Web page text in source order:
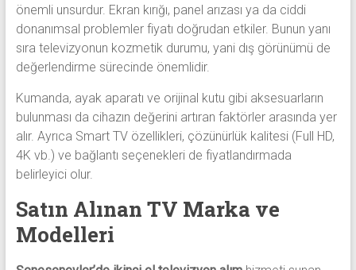
önemli unsurdur. Ekran kırığı, panel arızası ya da ciddi
donanımsal problemler fiyatı doğrudan etkiler. Bunun yanı
sıra televizyonun kozmetik durumu, yani dış görünümü de
değerlendirme sürecinde önemlidir.
Kumanda, ayak aparatı ve orijinal kutu gibi aksesuarların
bulunması da cihazın değerini artıran faktörler arasında yer
alır. Ayrıca Smart TV özellikleri, çözünürlük kalitesi (Full HD,
4K vb.) ve bağlantı seçenekleri de fiyatlandırmada
belirleyici olur.
Satın Alınan TV Marka ve
Modelleri